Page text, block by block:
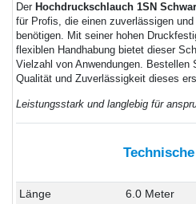
Der Hochdruckschlauch 1SN
für Profis, die einen zuverlässigen
benötigen. Mit seiner hohen
flexiblen Handhabung bietet dieser
Vielzahl von Anwendungen. Bestellen
Qualität und Zuverlässigkeit dieses
Leistungsstark und langlebig für
Länge
6.0 Meter